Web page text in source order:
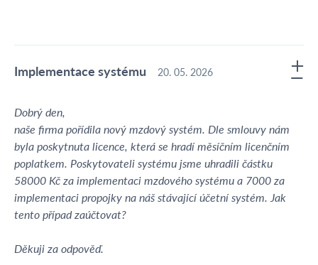
Implementace systému 20. 05. 2026
Dobrý den,
naše firma pořídila nový mzdový systém. Dle smlouvy nám
byla poskytnuta licence, která se hradí měsíčním licenčním
poplatkem. Poskytovateli systému jsme uhradili částku
58000 Kč za implementaci mzdového systému a 7000 za
implementaci propojky na náš stávající účetní systém. Jak
tento případ zaúčtovat?
Děkuji za odpověď.